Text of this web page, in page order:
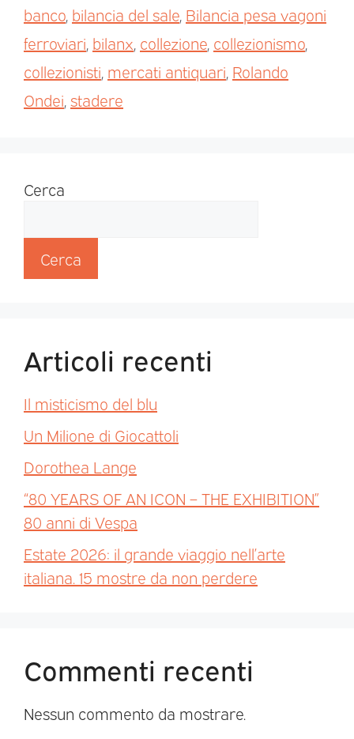
banco, bilancia del sale, Bilancia pesa vagoni
ferroviari, bilanx, collezione, collezionismo,
collezionisti, mercati antiquari, Rolando
Ondei,stadere
Cerca
Cerca
Articoli recenti
Il misticismo del blu
Un Milione di Giocattoli
Dorothea Lange
“80 YEARS OF AN ICON – THE EXHIBITION”
80 anni di Vespa
Estate 2026: il grande viaggio nell’arte
italiana. 15 mostre da non perdere
Commenti recenti
Nessun commento da mostrare.